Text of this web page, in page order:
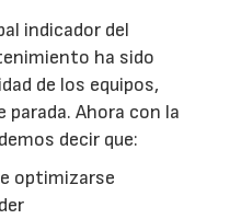
indicador del
ha sido
de los equipos,
parada. Ahora con la
decir que:
optimizarse